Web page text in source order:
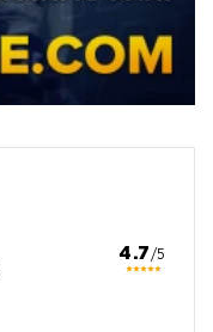
4.7 /5